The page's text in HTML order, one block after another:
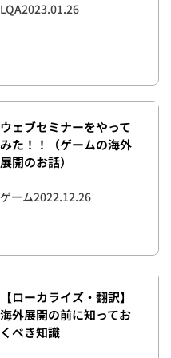
LQA2023.01.26
ウェブセミナーをやって
みた！！（ゲームの海外
展開のお話）
ゲーム2022.12.26
【ローカライズ・翻訳】
海外展開の前に知ってお
くべき知識